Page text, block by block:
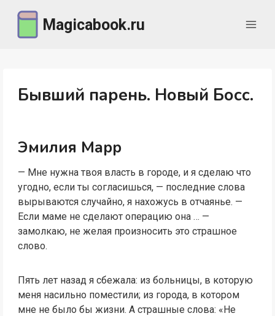
содержимому
Magicabook.ru
Бывший парень. Новый Босс.
Эмилия Марр
— Мне нужна твоя власть в городе, и я сделаю что
угодно, если ты согласишься, — последние слова
вырываются случайно, я нахожусь в отчаянье. —
Если маме не сделают операцию она … —
замолкаю, не желая произносить это страшное
слово.
Пять лет назад я сбежала: из больницы, в которую
меня насильно поместили; из города, в котором
мне не было бы жизни. А страшные слова: «Не